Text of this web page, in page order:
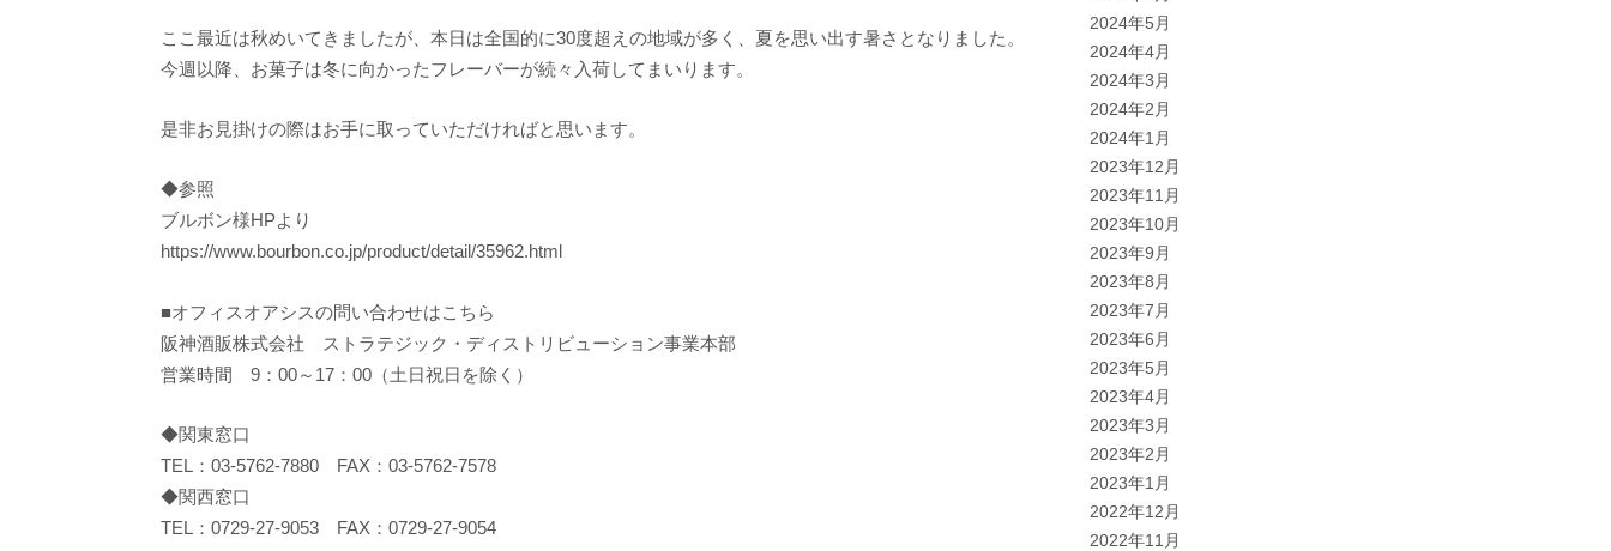
ここ最近は秋めいてきましたが、本日は全国的に30度超えの地域が多く、夏を思い出す暑さとなりました。
今週以降、お菓子は冬に向かったフレーバーが続々入荷してまいります。
是非お見掛けの際はお手に取っていただければと思います。
◆参照
ブルボン様HPより
https://www.bourbon.co.jp/product/detail/35962.html
■オフィスオアシスの問い合わせはこちら
阪神酒販株式会社 ストラテジック・ディストリビューション事業本部
営業時間 9：00～17：00（土日祝日を除く）
◆関東窓口
TEL：03-5762-7880 FAX：03-5762-7578
◆関西窓口
TEL：0729-27-9053 FAX：0729-27-9054
2024年5月
2024年4月
2024年3月
2024年2月
2024年1月
2023年12月
2023年11月
2023年10月
2023年9月
2023年8月
2023年7月
2023年6月
2023年5月
2023年4月
2023年3月
2023年2月
2023年1月
2022年12月
2022年11月